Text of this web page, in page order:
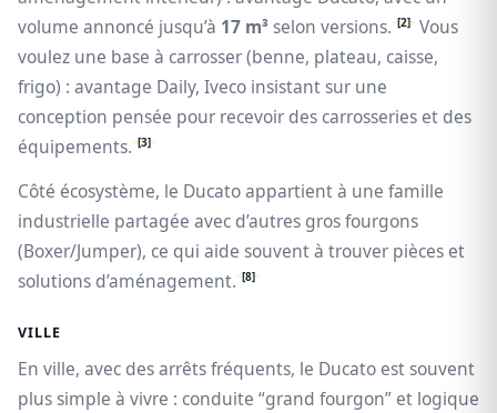
volume annoncé jusqu’à 17 m³selon versions. [2] Vous
voulez une base à carrosser (benne, plateau, caisse,
frigo) : avantage Daily, Iveco insistant sur une
conception pensée pour recevoir des carrosseries et des
équipements. [3]
Côté écosystème, le Ducato appartient à une famille
industrielle partagée avec d’autres gros fourgons
(Boxer/Jumper), ce qui aide souvent à trouver pièces et
solutions d’aménagement. [8]
VILLE
En ville, avec des arrêts fréquents, le Ducato est souvent
plus simple à vivre : conduite “grand fourgon” et logique